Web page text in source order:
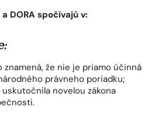
DORA spočívajú v:
znamená, že nie je priamo účinná
právneho poriadku;
novelou zákona